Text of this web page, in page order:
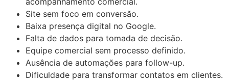
Site sem foco em conversão.
Baixa presença digital no Google.
Falta de dados para tomada de decisão.
Equipe comercial sem processo definido.
Ausência de automações para follow-up.
Dificuldade para transformar contatos em clientes.